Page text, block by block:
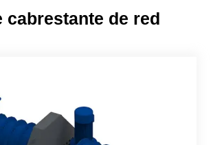
cabrestante de red